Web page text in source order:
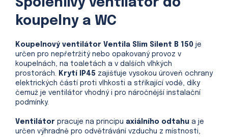
Spolehlivý ventilátor do
koupelny a WC
Koupelnový ventilátor Ventila Slim Silent B 150 je
určen pro nepřetržitý nebo opakovaný provoz v
koupelnách, na toaletách a v dalších vlhkých
prostorách. Krytí IP45 zajišťuje vysokou úroveň ochrany
elektrických částí proti vlhkosti a stříkající vodě, díky
čemuž je ventilátor vhodný i pro náročnější instalační
podmínky.
Ventilátor pracuje na principu axiálního odtahu a je
určen výhradně pro odvětrávání vzduchu z místnosti,